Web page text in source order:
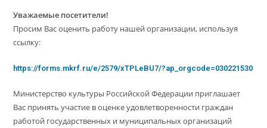
Уважаемые посетители!
Просим Вас оценить работу нашей организации, используя
ссылку:
https://forms.mkrf.ru/e/2579/xTPLeBU7/?ap_orgcode=030221530
Министерство культуры Российской Федерации приглашает
Вас принять участие в оценке удовлетворенности граждан
работой государственных и муниципальных организаций